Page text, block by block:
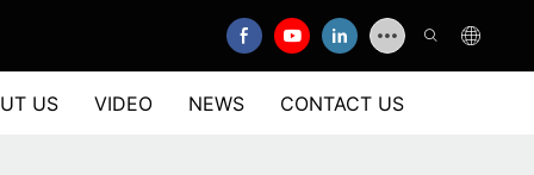
US VIDEO NEWS CONTACT US